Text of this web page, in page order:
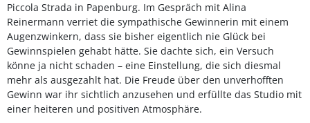
Piccola Strada in Papenburg. Im Gespräch mit Alina
Reinermann verriet die sympathische Gewinnerin mit einem
Augenzwinkern, dass sie bisher eigentlich nie Glück bei
Gewinnspielen gehabt hätte. Sie dachte sich, ein Versuch
könne ja nicht schaden – eine Einstellung, die sich diesmal
mehr als ausgezahlt hat. Die Freude über den unverhofften
Gewinn war ihr sichtlich anzusehen und erfüllte das Studio mit
einer heiteren und positiven Atmosphäre.